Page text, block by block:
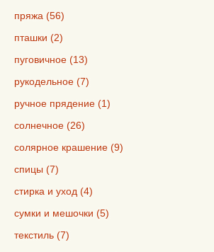
пряжа (56)
пташки (2)
пуговичное (13)
рукодельное (7)
ручное прядение (1)
солнечное (26)
солярное крашение (9)
спицы (7)
стирка и уход (4)
сумки и мешочки (5)
текстиль (7)